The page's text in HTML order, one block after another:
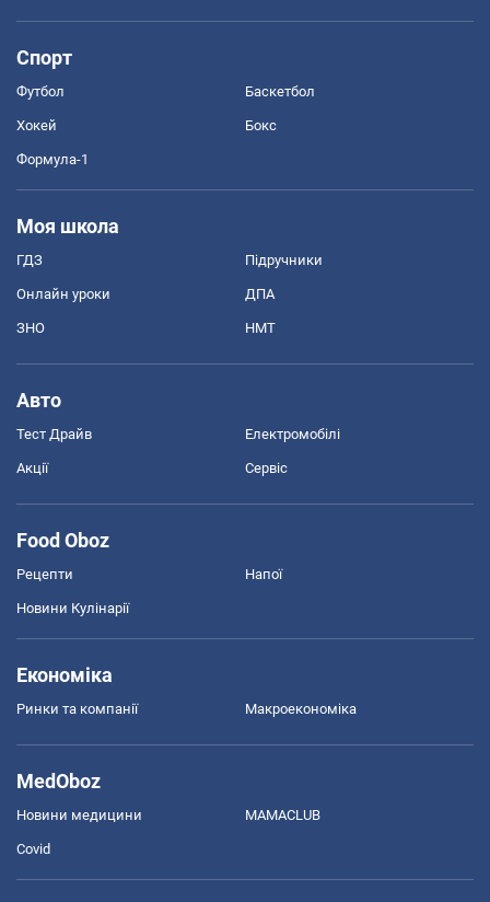
Спорт
Футбол Баскетбол
Хокей Бокс
Формула-1
Моя школа
ГДЗ Підручники
Онлайн уроки ДПА
ЗНО НМТ
Авто
Тест Драйв Електромобілі
Акції Сервіс
Food Oboz
Рецепти Напої
Новини Кулінарії
Економіка
Ринки та компанії Макроекономіка
MedOboz
Новини медицини MAMACLUB
Covid